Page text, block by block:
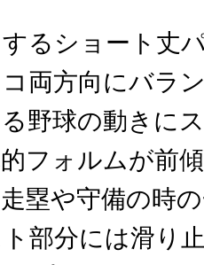
るショート丈
両方向にバラ
野球の動きに
フォルムが前
塁や守備の時
部分には滑り